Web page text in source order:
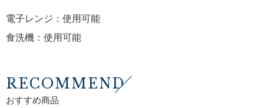
電子レンジ：使用可能
食洗機：使用可能
RECOMMEND
おすすめ商品